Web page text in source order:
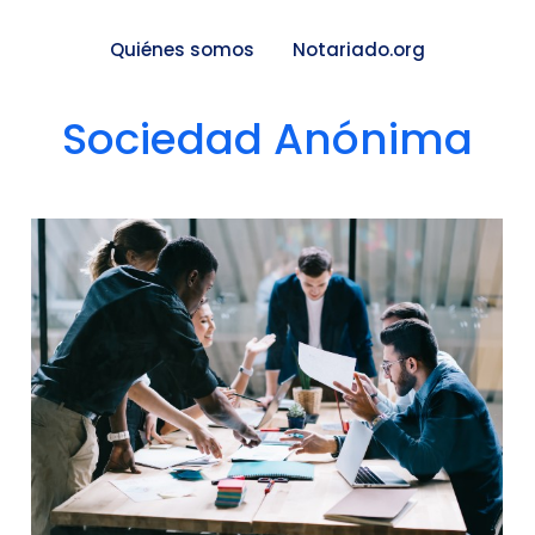
Quiénes somos Notariado.org
Sociedad Anónima